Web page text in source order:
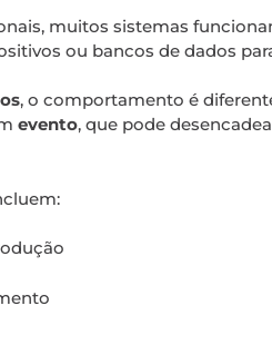
muitos sistemas
ou bancos de dados
, o comportamento é
evento, que pode